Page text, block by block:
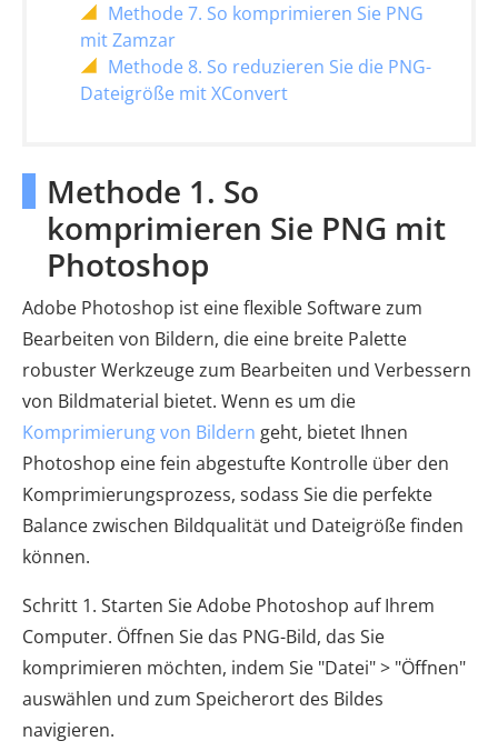
Methode 7. So komprimieren Sie PNG
mit Zamzar
Methode 8. So reduzieren Sie die PNG-
Dateigröße mit XConvert
Methode 1. So
komprimieren Sie PNG mit
Photoshop
Adobe Photoshop ist eine flexible Software zum
Bearbeiten von Bildern, die eine breite Palette
robuster Werkzeuge zum Bearbeiten und Verbessern
von Bildmaterial bietet. Wenn es um die
Komprimierung von Bildern geht, bietet Ihnen
Photoshop eine fein abgestufte Kontrolle über den
Komprimierungsprozess, sodass Sie die perfekte
Balance zwischen Bildqualität und Dateigröße finden
können.
Schritt 1. Starten Sie Adobe Photoshop auf Ihrem
Computer. Öffnen Sie das PNG-Bild, das Sie
komprimieren möchten, indem Sie "Datei" > "Öffnen"
auswählen und zum Speicherort des Bildes
navigieren.